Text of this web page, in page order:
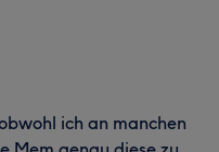
ich an manchen